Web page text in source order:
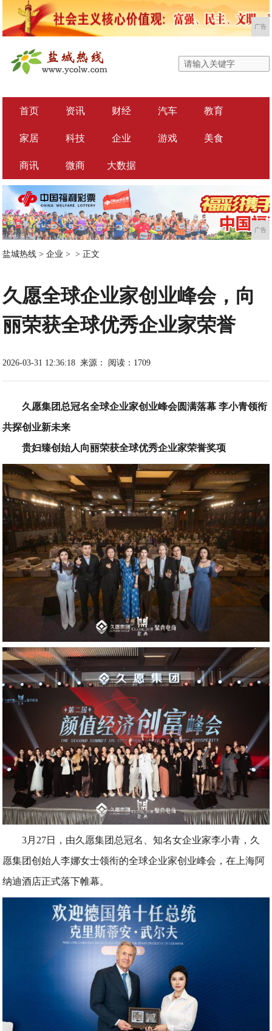
广告
首页 资讯 财经 汽车 教育
家居 科技 企业 游戏 美食
商讯 微商 大数据
广告
盐城热线 >企业 > > 正文
久愿全球企业家创业峰会，向
丽荣获全球优秀企业家荣誉
2026-03-31 12:36:18 来源： 阅读：1709
久愿集团总冠名全球企业家创业峰会圆满落幕 李小青领衔
共探创业新未来
贵妇臻创始人向丽荣获全球优秀企业家荣誉奖项
3月27日，由久愿集团总冠名、知名女企业家李小青，久
愿集团创始人李娜女士领衔的全球企业家创业峰会，在上海阿
纳迪酒店正式落下帷幕。